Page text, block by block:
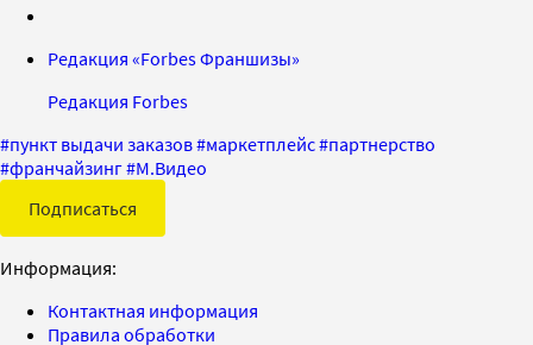
Редакция «Forbes Франшизы»
Редакция Forbes
#пункт выдачи заказов#маркетплейс#партнерство
#франчайзинг#М.Видео
Подписаться
Информация:
Контактная информация
Правила обработки